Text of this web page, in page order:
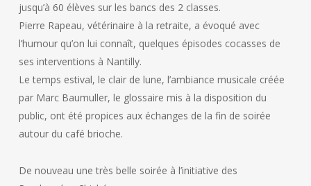
jusqu’à 60 élèves sur les bancs des 2 classes.
Pierre Rapeau, vétérinaire à la retraite, a évoqué avec
l’humour qu’on lui connaît, quelques épisodes cocasses de
ses interventions à Nantilly.
Le temps estival, le clair de lune, l’ambiance musicale créée
par Marc Baumuller, le glossaire mis à la disposition du
public, ont été propices aux échanges de la fin de soirée
autour du café brioche.
De nouveau une très belle soirée à l’initiative des